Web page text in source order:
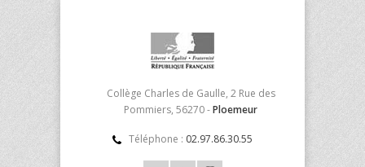
Collège Charles de Gaulle, 2 Rue des
Pommiers, 56270 -Ploemeur
Téléphone : 02.97.86.30.55